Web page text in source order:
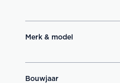
Merk & model
Bouwjaar